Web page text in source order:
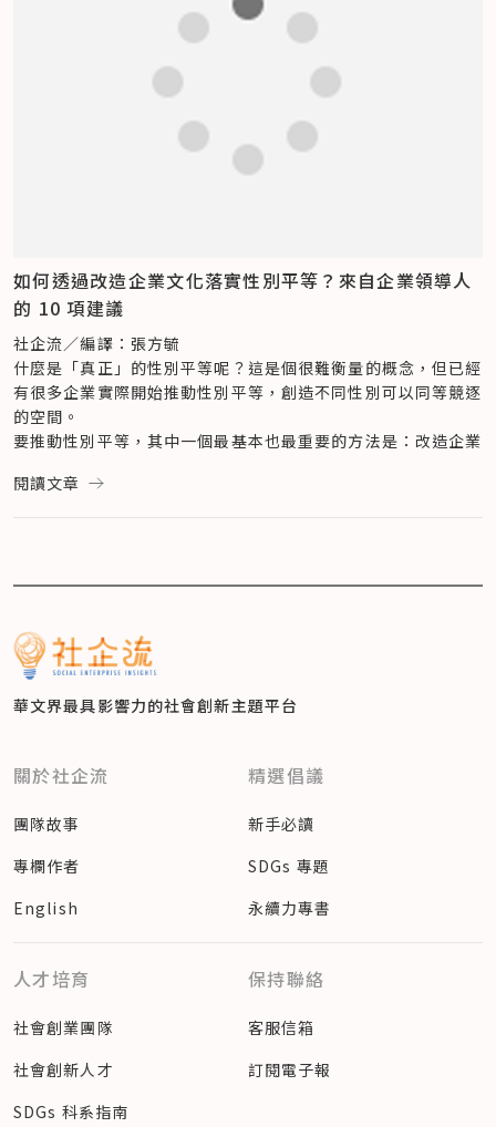
健康福利保險，在各大企業中，算是關注此議題的先驅。
近幾年，Starbucks 依然致力於性別相關福利。較特別的是
2013 年 Starbucks 為其跨性別員工將性別重建手術（gender
reassignment surgery）納入健康福利保險中； 2018 年，
又將過去總被視為「醫美」的整容手術納入健保，包括臉部女性
化手術（facial feminization）、隆乳／胸部切除手術等等。
副總經理 Ron Crawford 說。
為了提供 LGBTQ+ 顧客和員工安全又舒適的環境，近年來，部
分 Starbucks 門市也加設性別友善廁所。
身為 LGBTQ+，生活在職場並不容易。若是大型企業能對他們
表達支持，就能讓他們感到放鬆，Starbucks 就是一個很好的
例子。
許多人分享這支廣告並留下正面的評論——有些人分享自身的經
驗，也有些人感謝 Starbucks 製作如此正面的影片，這些影片
長，和自始自終都與 LGBTQ+ 站在同一陣線所付出的努力。
「社企流網站集資計畫」需要你的支持，為社會創造更多可能！
參考資料
Starbucks Launches #WhatsYourName in New U.K. Ad;
Starbucks Pride: A long legacy of LGBTQ
Every Name’s a Story
NEWS）
延伸閱讀
>> 英老牌制服廠商發起接納文化 ，讓校服不分性別
>> 關於職場出櫃，一名同志老師的告白：「孩子們想的跟大人
不一樣」
最難溝通的家庭戰場
集資限定！Sunny X 唐鳳「Taiwan Can Help！新冠肺炎疫
在新冠肺炎疫情衝擊下，社會創新動能如何協助減緩疫情？唐鳳
給任何感到孤獨的人、能啟發更多人堅持追求公平，那麼，要用
我所珍視的隱私來交換也是值得的。」
工作場所既是一個改變的實驗室，也是未來的預示，在公司中關
於性別認同的談話，即反映出背後更廣泛的文化，我們不能再將
職場視為獨立的領域，而是需反思背後更大的社會現實——我們
更友善寬容，也能觸及更多不同天分的人才，讓更多創新的點子
能夠生成。要達到這樣的目標，除了法律上的改革，更需深入從
文化著手改變，而開放友善的職場其實也具有商業意義，這意味
著市場將趨向於鼓勵更多友善的工作環境出現。
核稿編輯：金靖恩
邀請你成為電力小兵，讓社企流網站發電量更高、續航力更久！
參考資料
Fast Company）
much I've benefited from the sacrifice of
others"（Bloomberg）
延伸閱讀
>> 這群「織毛衣的男人」用編織挑戰父權社會，盼織出更包容
——女權
創業家同在
集資限定！Sunny X 唐鳳「Taiwan Can Help！新冠肺炎疫
情下的社會創新動能」直播
大神現身，與你線上面對面聊聊推動「口罩 3.0」政策背後的社
會創新思維、社企創業家面對疫情的機會與挑戰，以及未來工作
與，快別錯過與天才大臣交流的機會！
了女兒之後令我更加不想待在『櫃子』裡，因為我永遠都不願意
回想第一次欲向學生出櫃的經驗，Brian Rieper 表示，當時，
他還是實習老師，一直思索著該如何與學生開口談論他的身份，
而帶領他的教師卻告訴他：「我不認為大家都能接受這件事，我
建議你不要告訴大家。」讓他感到十分挫折。
明的經驗，他必須在證明上登記為「母親」的身份，即使加拿大
已於 2002 年起承認同性婚姻，還是得被分類為「爸爸」或「媽
媽」。
令 Brian Rieper 深受感動的是，他的學生為此寫信給地方首
長，要求改善這個情形。「這對我來說是很重要的經驗，他們並
不在乎我是不是同志，而是在乎這件事是否符合公平正義。」
此外，去年學生們開始發起學校應落實性別友善廁所的倡議，他
們認為，性別不僅有二元之分，針對不同的性別認同，應打造出
層樓設置性別友善廁所的訴求。
同樣在多倫多教書， Brian Rieper 的丈夫 Chris 在職場出櫃
退了回來，暗示著：「我想你應該需要重新思考如何填寫這份表
「孩子的思考並不如成人一般，是他們給了我勇氣，讓我能安心
在職場上出櫃。」Brian Rieper 表示，他非常希望孩子們在成
長過程中，能擁有更大的同理心去面對不同的人事物，就如在他
帶領的 5 年級學生當中有一名是跨性別者，而同學們並未對此
世界。
邀請你成為電力小兵，讓社企流網站發電量更高、續航力更久！
→了解更多
Way Adults Do”
>> 打破非男即女的性別僵局，德國新法承認「第三性」
>> 這群「織毛衣的男人」用編織挑戰父權社會，盼織出更包容
如何透過改造企業文化落實性別平等？來自企業領導人
的 10 項建議
社企流／編譯：張方毓
什麼是「真正」的性別平等呢？這是個很難衡量的概念，但已經
有很多企業實際開始推動性別平等，創造不同性別可以同等競逐
的空間。
要推動性別平等，其中一個最基本也最重要的方法是：改造企業
起其他方法，改變企業文化可能是改變職場態度最有效的方法。
以下整理來自美國商業雜誌《富比士》（Forbes）中所收錄，
1. 創造一個能夠達到性別平等的環境
倡議性別平等，並招募性別多元的員工；進一步則應將性別平等
融入企業的組織文化與系統中。此外，也應設立績效指標，持續
追蹤性別平等的改善過程。
2. 變成公司「必做」的事，從高層領導開始改變
步成為眾人內化的行動。而要做到潛移默化，得從最顯眼的地方
的女性到領導階層。統計來說，由許多女性擔任主管階層，但是
到公司更高階層，女性人數就銳減，要避免這種事發生，不應詢
問女性員工她們要如何兼顧工作和家庭，只需要問她們願不願接
下這個職務就好。
如果想要讓企業文化徹底擁抱性別平等，就應該雇用認同這個理
工具，因此這就端看人資和主管的面試功力，透過對話過程去找
4. 建立「包容文化」的期待標準
「何謂包容行為」的明確期待標準：怎樣算包容行為？該績效指
閱讀文章
華文界最具影響力的社會創新主題平台
關於社企流
團隊故事
專欄作者
English
精選倡議
新手必讀
SDGs 專題
永續力專書
人才培育
社會創業團隊
社會創新人才
SDGs 科系指南
保持聯絡
客服信箱
訂閱電子報